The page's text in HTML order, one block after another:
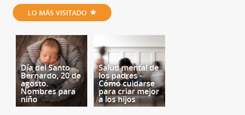
LO MÁS VISITADO
Día del Santo
Bernardo, 20 de
agosto.
Nombres para
niño
Salud mental de
los padres -
Cómo cuidarse
para criar mejor
a los hijos